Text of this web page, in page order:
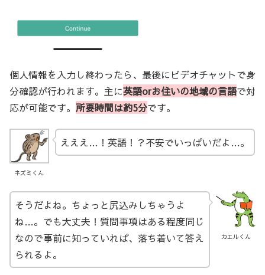
個人情報を入力し終わったら、最後にビデオチャットで身
分確認が行われます。主に英語orお住いの地域の言語で対
応が可能です。 所要時間は約5分です。
ネズミくん
えええ…！英語！？不安でいっぱいだよ…。
カエルくん
そうだよね。ちょっと尻込みしちゃうよ
ね…。でも大丈夫！質問事項はある程度同じ
なので事前に知っていれば、落ち着いて答え
られるよ。